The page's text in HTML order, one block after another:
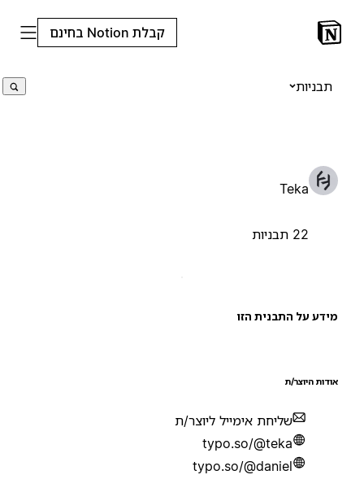
קבלת Notion בחינם
תבניות
Teka
על התבנית הזו
היוצר/ת
שליחת אימייל ליוצר/ת
typo.so/@teka
typo.so/@daniel